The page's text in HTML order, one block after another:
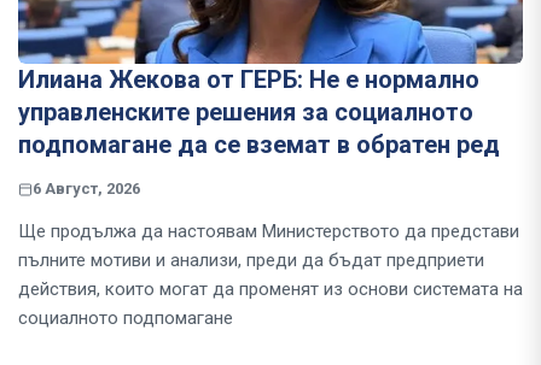
Илиана Жекова от ГЕРБ: Не е нормално
управленските решения за социалното
подпомагане да се вземат в обратен ред
6 Август, 2026
Ще продължа да настоявам Министерството да представи
пълните мотиви и анализи, преди да бъдат предприети
действия, които могат да променят из основи системата на
социалното подпомагане